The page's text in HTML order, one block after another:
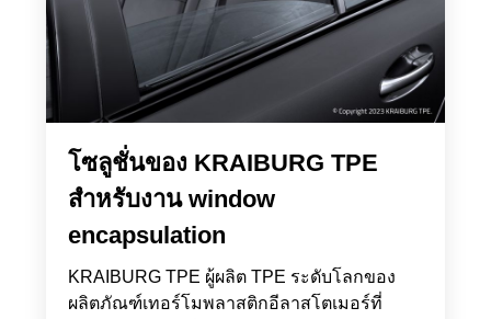
โซลูชั่นของ KRAIBURG TPE
สำหรับงาน window
encapsulation
KRAIBURG TPE ผู้ผลิต TPE ระดับโลกของ
ผลิตภัณฑ์เทอร์โมพลาสติกอีลาสโตเมอร์ที่